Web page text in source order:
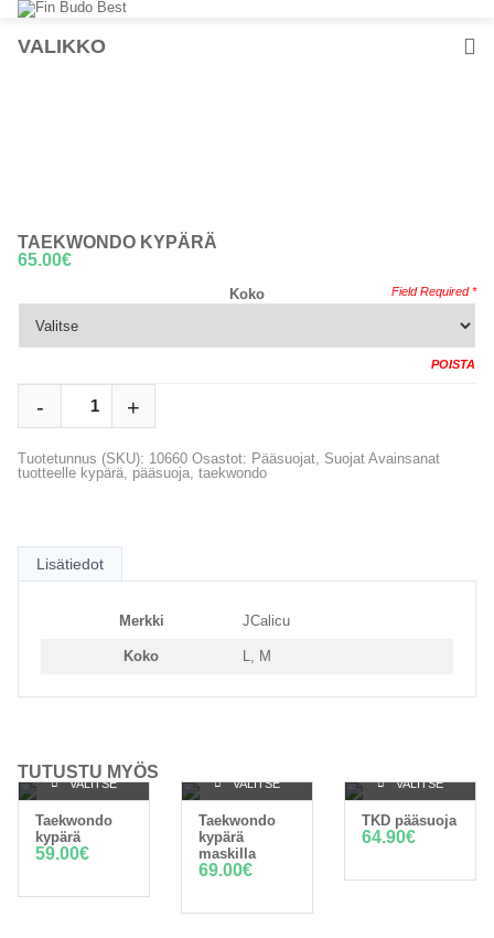
VALIKKO
TAEKWONDO KYPÄRÄ
65.00€
Koko
POISTA
Tuotetunnus (SKU): 10660 Osastot: Pääsuojat, Suojat Avainsanat
tuotteelle kypärä, pääsuoja, taekwondo
Lisätiedot
Merkki JCalicu
Koko L, M
TUTUSTU MYÖS
VALITSE
VAIHTOEHDOISTA
Taekwondo
kypärä
59.00€
VALITSE
VAIHTOEHDOISTA
Taekwondo
kypärä
maskilla
69.00€
VALITSE
VAIHTOEHDOISTA
TKD pääsuoja
64.90€